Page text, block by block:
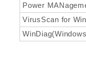
Power
VirusScan for